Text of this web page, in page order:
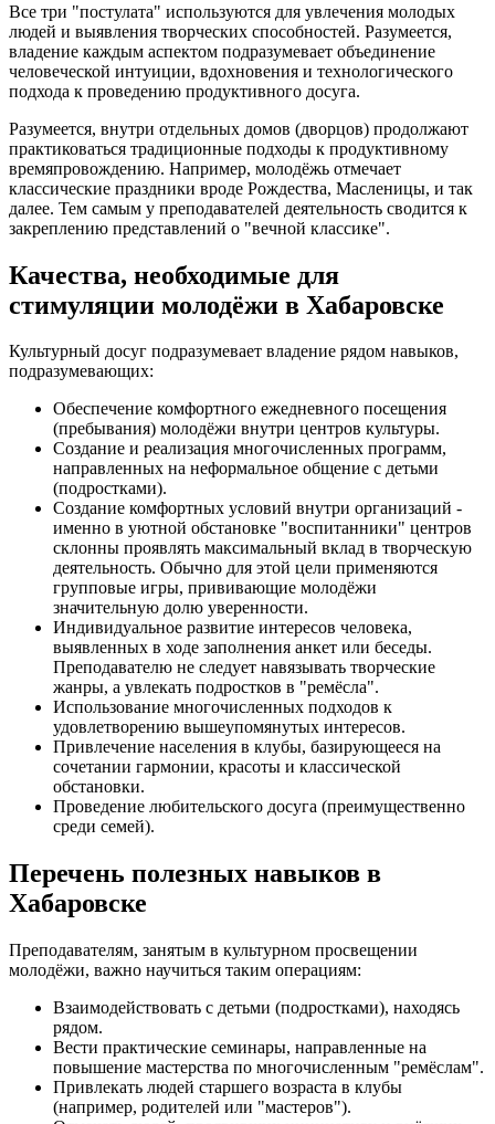
Все три "постулата" используются для увлечения молодых
людей и выявления творческих способностей. Разумеется,
владение каждым аспектом подразумевает объединение
человеческой интуиции, вдохновения и технологического
подхода к проведению продуктивного досуга.
Разумеется, внутри отдельных домов (дворцов) продолжают
практиковаться традиционные подходы к продуктивному
времяпровождению. Например, молодёжь отмечает
классические праздники вроде Рождества, Масленицы, и так
далее. Тем самым у преподавателей деятельность сводится к
закреплению представлений о "вечной классике".
Качества, необходимые для
стимуляции молодёжи в Хабаровске
Культурный досуг подразумевает владение рядом навыков,
подразумевающих:
Обеспечение комфортного ежедневного посещения
(пребывания) молодёжи внутри центров культуры.
Создание и реализация многочисленных программ,
направленных на неформальное общение с детьми
(подростками).
Создание комфортных условий внутри организаций -
именно в уютной обстановке "воспитанники" центров
склонны проявлять максимальный вклад в творческую
деятельность. Обычно для этой цели применяются
групповые игры, прививающие молодёжи
значительную долю уверенности.
Индивидуальное развитие интересов человека,
выявленных в ходе заполнения анкет или беседы.
Преподавателю не следует навязывать творческие
жанры, а увлекать подростков в "ремёсла".
Использование многочисленных подходов к
удовлетворению вышеупомянутых интересов.
Привлечение населения в клубы, базирующееся на
сочетании гармонии, красоты и классической
обстановки.
Проведение любительского досуга (преимущественно
среди семей).
Перечень полезных навыков в
Хабаровске
Преподавателям, занятым в культурном просвещении
молодёжи, важно научиться таким операциям:
Взаимодействовать с детьми (подростками), находясь
рядом.
Вести практические семинары, направленные на
повышение мастерства по многочисленным "ремёслам".
Привлекать людей старшего возраста в клубы
(например, родителей или "мастеров").